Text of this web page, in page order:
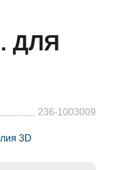
ДЛЯ
236-1003009
3D